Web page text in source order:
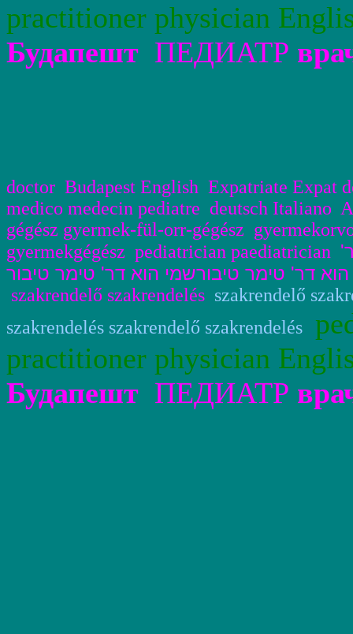
practitioner physician
Будапешт ПЕДИАТР
doctor Budapest English Expatriate Expat
medico medecin pediatre deutsch Italiano
gégész gyermek-fül-orr-gégész
gyermekgégész pediatrician paediatrician
דר' טימר טיבורשמי הוא דר' טימר טיבור
szakrendelő szakrendelés szakrendelő
szakrendelés szakrendelő szakrendelés
practitioner physician
Будапешт ПЕДИАТР